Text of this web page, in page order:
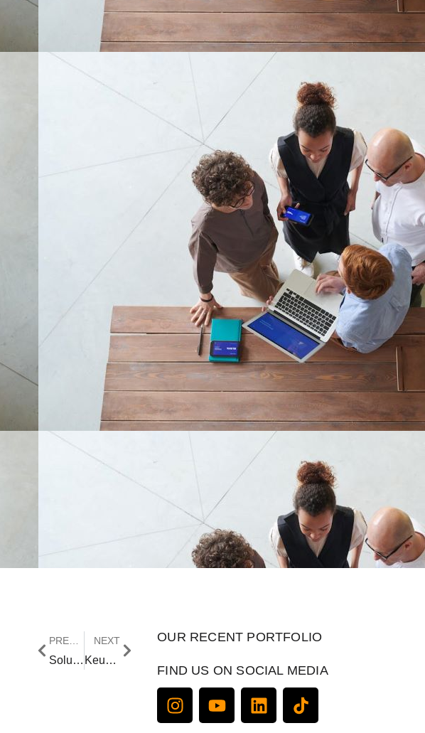
PREVIOUS
Solusi Mudah Elearning Menggunakan Jasa Pembuatan Powerpoint
NEXT
Keuntungan Menggunakan Jasa Powerpoint Online
OUR RECENT PORTFOLIO
FIND US ON SOCIAL MEDIA